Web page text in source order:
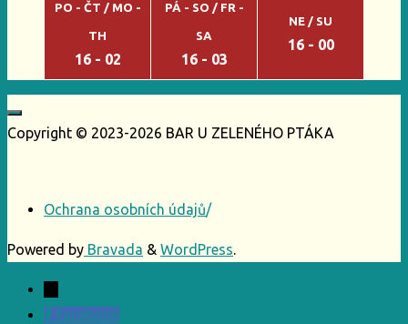
PO - ČT / MO -
TH
16 - 02
PÁ - SO / FR -
SA
16 - 03
NE / SU
16 - 00
Copyright © 2023-2026 BAR U ZELENÉHO PTÁKA
Ochrana osobních údajů/
Powered by Bravada & WordPress.
Facebook